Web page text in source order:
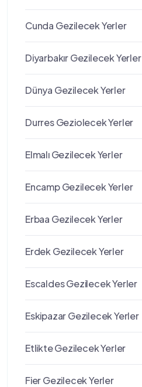
Cunda Gezilecek Yerler
Diyarbakır Gezilecek Yerler
Dünya Gezilecek Yerler
Durres Geziolecek Yerler
Elmalı Gezilecek Yerler
Encamp Gezilecek Yerler
Erbaa Gezilecek Yerler
Erdek Gezilecek Yerler
Escaldes Gezilecek Yerler
Eskipazar Gezilecek Yerler
Etlikte Gezilecek Yerler
Fier Gezilecek Yerler